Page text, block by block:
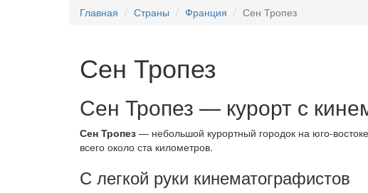
Главная
Страны Франция Сен Тропез
Сен Тропез
Сен Тропез — курорт с
Сен Тропез — небольшой курортный городок на юго-востоке
всего около ста километров.
С легкой руки кинематографистов